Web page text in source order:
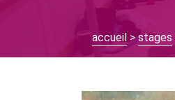
accueil >stages